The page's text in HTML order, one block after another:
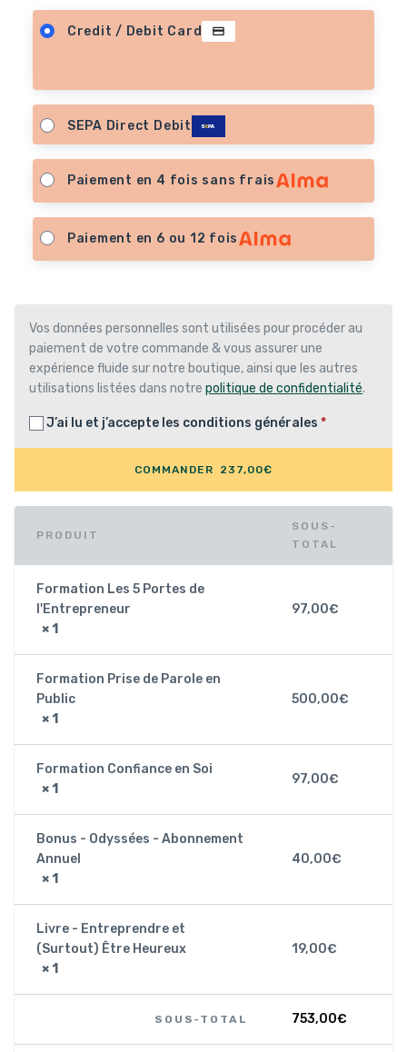
PRODUIT
SOUS-
TOTAL
Formation Les 5 Portes de
l'Entrepreneur
× 1
97,00€
Formation Prise de Parole en
Public
× 1
500,00€
Formation Confiance en Soi
× 1
97,00€
Bonus - Odyssées - Abonnement
Annuel
× 1
40,00€
Livre - Entreprendre et
(Surtout) Être Heureux
× 1
19,00€
SOUS-TOTAL 753,00€
Credit / Debit Card
SEPA Direct Debit
Paiement en 4 fois sans frais
Paiement en 6 ou 12 fois
Vos données personnelles sont utilisées pour procéder au
paiement de votre commande & vous assurer une
expérience fluide sur notre boutique, ainsi que les autres
utilisations listées dans notre politique de confidentialité.
J’ai lu et j’accepte les conditions générales *
COMMANDER 237,00€